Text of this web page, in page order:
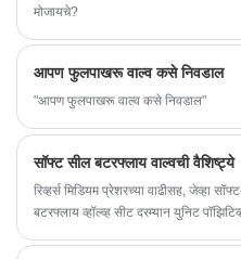
मोजायचे?
आपण फुलपाखरू वाल्व कसे निवडाल
"आपण फुलपाखरू वाल्व कसे निवडाल"
सॉफ्ट सील बटरफ्लाय वाल्वची वैशिष्ट्ये
रिव्हर्स मिडियम प्रेशरच्या वाढीसह, जेव्हा
बटरफ्लाय व्हॉल्व्ह सीट दरम्यान युनिट